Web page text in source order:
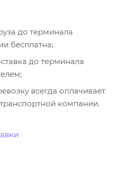
до терминала
бесплатна;
до терминала
всегда оплачивает
компании.